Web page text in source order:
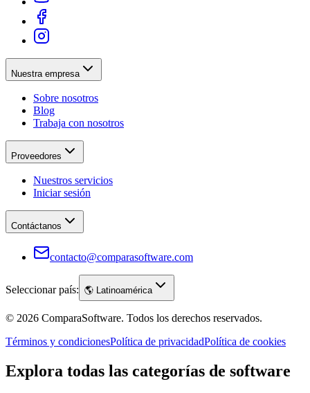
Nuestra empresa
Sobre nosotros
Blog
Trabaja con nosotros
Proveedores
Nuestros servicios
Iniciar sesión
Contáctanos
contacto@comparasoftware.com
Seleccionar país: 🌎 Latinoamérica
© 2026 ComparaSoftware. Todos los derechos reservados.
Términos y condicionesPolítica de privacidadPolítica de cookies
Explora todas las categorías de software